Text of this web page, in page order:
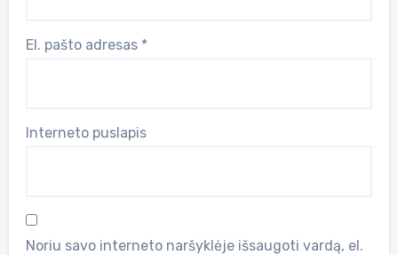
El. pašto adresas *
Interneto puslapis
Noriu savo interneto naršyklėje išsaugoti vardą, el.